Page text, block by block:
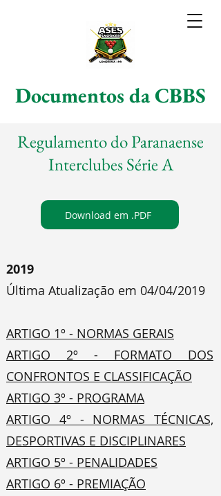
Documentos da CBBS
Regulamento do Paranaense
Interclubes Série A
Download em .PDF
2019
Última Atualização em 04/04/2019
ARTIGO 1º - NORMAS GERAIS
ARTIGO 2º - FORMATO DOS
CONFRONTOS E CLASSIFICAÇÃO
ARTIGO 3º - PROGRAMA
ARTIGO 4º - NORMAS TÉCNICAS,
DESPORTIVAS E DISCIPLINARES
ARTIGO 5º - PENALIDADES
ARTIGO 6º - PREMIAÇÃO